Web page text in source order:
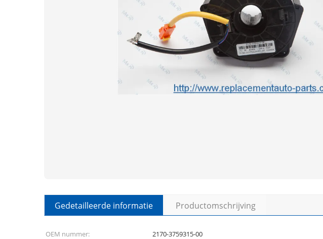
Gedetailleerde informatie Productomschrijving
OEM nummer: 2170-3759315-00